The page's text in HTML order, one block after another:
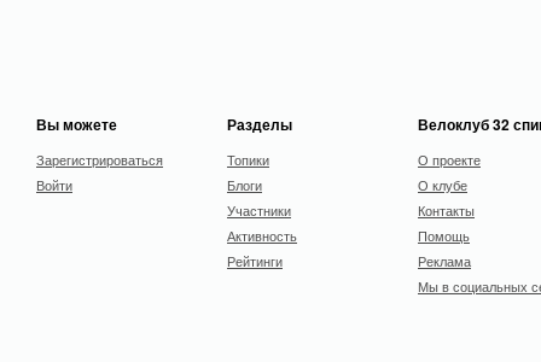
Вы можете
Зарегистрироваться
Войти
Разделы
Топики
Блоги
Участники
Активность
Рейтинги
Велоклуб 32
О проекте
О клубе
Контакты
Помощь
Реклама
Мы в социальных